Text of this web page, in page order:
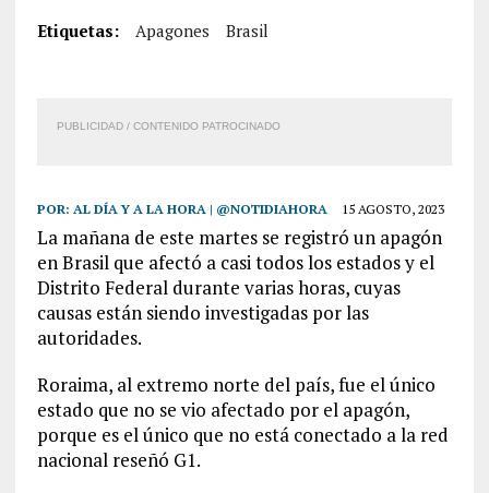
Etiquetas: Apagones Brasil
PUBLICIDAD / CONTENIDO PATROCINADO
POR: AL DÍA Y A LA HORA | @NOTIDIAHORA 15 AGOSTO, 2023
La mañana de este martes se registró un apagón
en Brasil que afectó a casi todos los estados y el
Distrito Federal durante varias horas, cuyas
causas están siendo investigadas por las
autoridades.
Roraima, al extremo norte del país, fue el único
estado que no se vio afectado por el apagón,
porque es el único que no está conectado a la red
nacional reseñó G1.